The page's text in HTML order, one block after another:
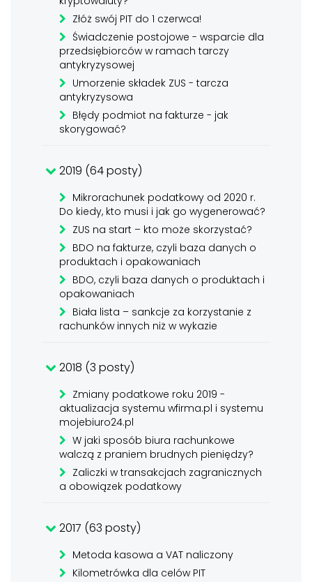
Złóż swój PIT do 1 czerwca!
Świadczenie postojowe - wsparcie dla
przedsiębiorców w ramach tarczy
antykryzysowej
Umorzenie składek ZUS - tarcza
antykryzysowa
Błędy podmiot na fakturze - jak
skorygować?
2019 (64 posty)
Mikrorachunek podatkowy od 2020 r.
Do kiedy, kto musi i jak go wygenerować?
ZUS na start – kto może skorzystać?
BDO na fakturze, czyli baza danych o
produktach i opakowaniach
BDO, czyli baza danych o produktach i
opakowaniach
Biała lista – sankcje za korzystanie z
rachunków innych niż w wykazie
2018 (3 posty)
Zmiany podatkowe roku 2019 -
aktualizacja systemu wfirma.pl i systemu
mojebiuro24.pl
W jaki sposób biura rachunkowe
walczą z praniem brudnych pieniędzy?
Zaliczki w transakcjach zagranicznych
a obowiązek podatkowy
2017 (63 posty)
Metoda kasowa a VAT naliczony
Kilometrówka dla celów PIT